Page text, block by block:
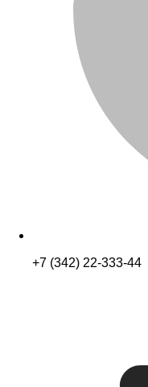
+7 (342) 22-333-44